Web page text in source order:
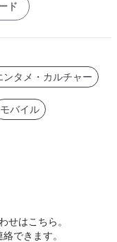
ド
ンタメ・カルチャー
モバイル
せはこちら。
できます。